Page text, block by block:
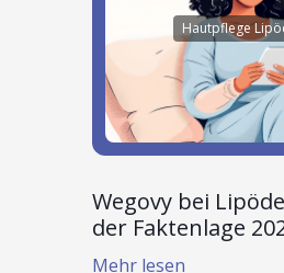
Hautpflege
Wegovy bei
der Faktenlage
Mehr lesen